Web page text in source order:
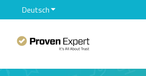
DeutschUntermenü für